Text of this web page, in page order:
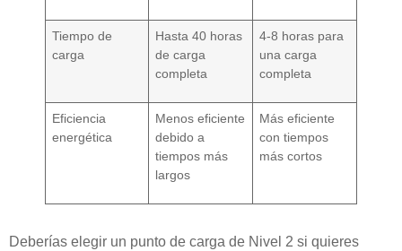
Tiempo de
carga
Hasta 40 horas
de carga
completa
4-8 horas para
una carga
completa
Eficiencia
energética
Menos eficiente
debido a
tiempos más
largos
Más eficiente
con tiempos
más cortos
Deberías elegir un punto de carga de Nivel 2 si quieres